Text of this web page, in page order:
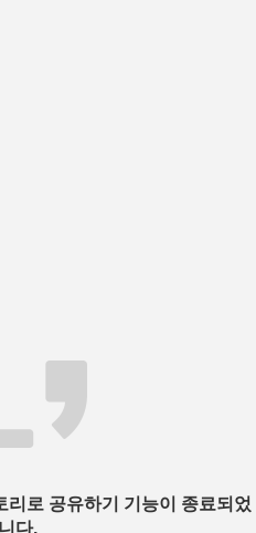
로 공유하기 기능이 종료되었
다.